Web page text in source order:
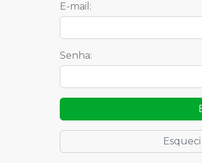
E-mail :
Senha: